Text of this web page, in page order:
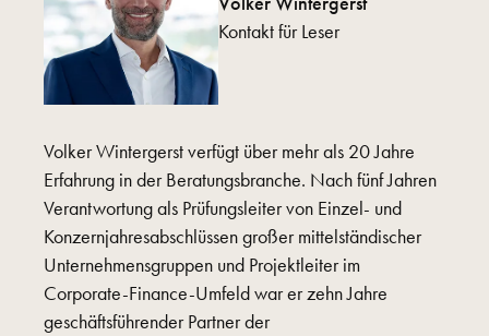
Kontakt für Leser
Volker Wintergerst verfügt über mehr als 20 Jahre
Erfahrung in der Beratungsbranche. Nach fünf Jahren
Verantwortung als Prüfungsleiter von Einzel- und
Konzernjahresabschlüssen großer mittelständischer
Unternehmensgruppen und Projektleiter im
Corporate-Finance-Umfeld war er zehn Jahre
geschäftsführender Partner der